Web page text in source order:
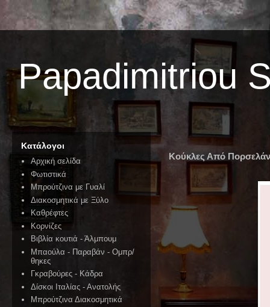
Papadimitriou
Κούκλες Από
Κατάλογοι
Αρχική σελίδα
Φωτιστικά
Μπρούτζινα με Γυαλί
Διακοσμητικά με Ξύλο
Καθρέφτες
Κορνίζες
Βιβλία κουτιά - Άλμπουμ
Μπαούλα - Παραβάν - Ομπρ/
θηκες
Γκραβούρες - Κάδρα
Δίσκοι Ιταλίας - Ανατολής
Μπρούτζινα Διακοσμητικά